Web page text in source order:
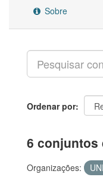
Sobre
Ordenar por
6 conjuntos
Organizações: